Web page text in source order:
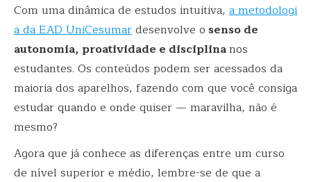
Com uma dinâmica de estudos intuitiva, a metodologi
a da EAD UniCesumardesenvolve o senso de
autonomia, proatividade e disciplinanos
estudantes. Os conteúdos podem ser acessados da
maioria dos aparelhos, fazendo com que você consiga
estudar quando e onde quiser — maravilha, não é
mesmo?
Agora que já conhece as diferenças entre um curso
de nível superior e médio, lembre-se de que a